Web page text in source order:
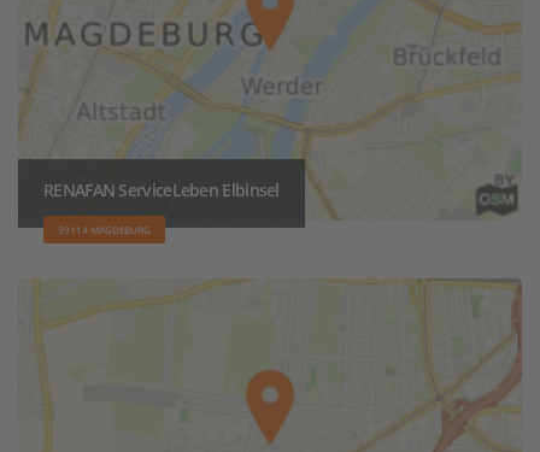
RENAFAN ServiceLeben Elbinsel
39114 MAGDEBURG